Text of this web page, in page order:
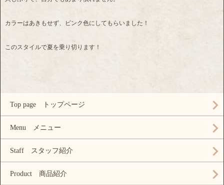
カラーはあきもせず、ピンク色にしてもらいました！
このスタイルで夏を乗り切ります！
Top page トップページ
Menu メニュー
Staff スタッフ紹介
Product 商品紹介